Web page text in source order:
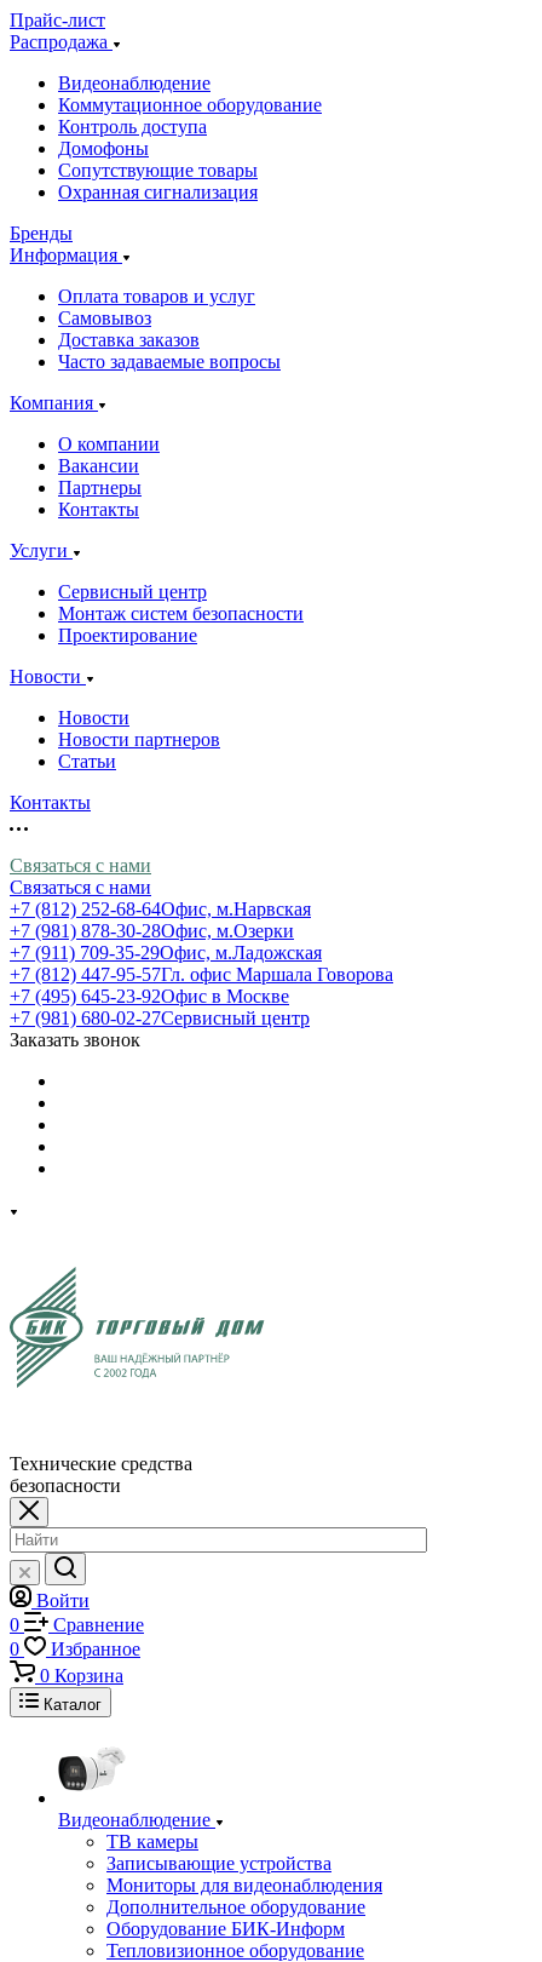
Прайс-лист
Распродажа
Видеонаблюдение
Коммутационное оборудование
Контроль доступа
Домофоны
Сопутствующие товары
Охранная сигнализация
Бренды
Информация
Оплата товаров и услуг
Самовывоз
Доставка заказов
Часто задаваемые вопросы
Компания
О компании
Вакансии
Партнеры
Контакты
Услуги
Сервисный центр
Монтаж систем безопасности
Проектирование
Новости
Новости
Новости партнеров
Статьи
Контакты
Связаться с нами
Связаться с нами
+7 (812) 252-68-64Офис, м.Нарвская
+7 (981) 878-30-28Офис, м.Озерки
+7 (911) 709-35-29Офис, м.Ладожская
+7 (812) 447-95-57Гл. офис Маршала Говорова
+7 (495) 645-23-92Офис в Москве
+7 (981) 680-02-27Сервисный центр
Заказать звонок
Технические средства
безопасности
Войти
0
Сравнение
0
Избранное
0 Корзина
Каталог
Видеонаблюдение
ТВ камеры
Записывающие устройства
Мониторы для видеонаблюдения
Дополнительное оборудование
Оборудование БИК-Информ
Тепловизионное оборудование